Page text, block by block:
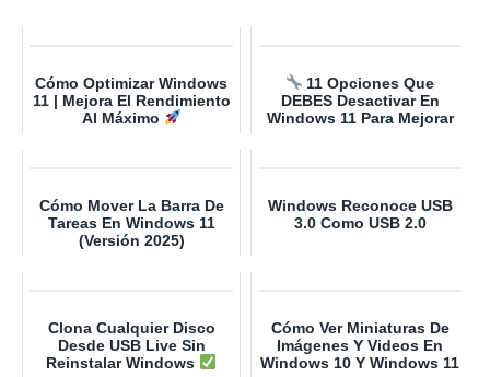
Cómo Optimizar Windows
11 | Mejora El Rendimiento
Al Máximo
11 Opciones Que
DEBES Desactivar En
Windows 11 Para Mejorar
Cómo Mover La Barra De
Tareas En Windows 11
(Versión 2025)
Windows Reconoce USB
3.0 Como USB 2.0
Clona Cualquier Disco
Desde USB Live Sin
Reinstalar Windows
Cómo Ver Miniaturas De
Imágenes Y Videos En
Windows 10 Y Windows 11